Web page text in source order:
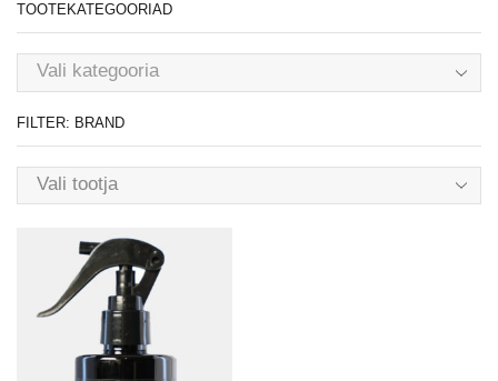
TOOTEKATEGOORIAD
Vali kategooria
FILTER: BRAND
Vali tootja